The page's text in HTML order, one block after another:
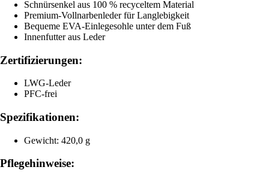
Schnürsenkel aus 100 % recyceltem Material
Premium-Vollnarbenleder für Langlebigkeit
Bequeme EVA-Einlegesohle unter dem Fuß
Innenfutter aus Leder
Zertifizierungen:
LWG-Leder
PFC-frei
Spezifikationen:
Gewicht: 420,0 g
Pflegehinweise: